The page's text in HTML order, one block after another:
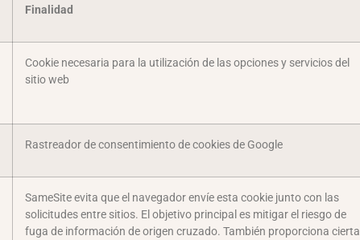
Finalidad
Cookie necesaria para la utilización de las opciones y servicios del
sitio web
Rastreador de consentimiento de cookies de Google
SameSite evita que el navegador envíe esta cookie junto con las
solicitudes entre sitios. El objetivo principal es mitigar el riesgo de
fuga de información de origen cruzado. También proporciona cierta